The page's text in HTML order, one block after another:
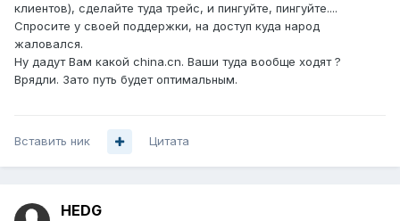
клиентов), сделайте туда трейс, и пингуйте, пингуйте....
Спросите у своей поддержки, на доступ куда народ
жаловался.
Ну дадут Вам какой china.cn. Ваши туда вообще ходят ?
Врядли. Зато путь будет оптимальным.
Вставить ник Цитата
HEDG